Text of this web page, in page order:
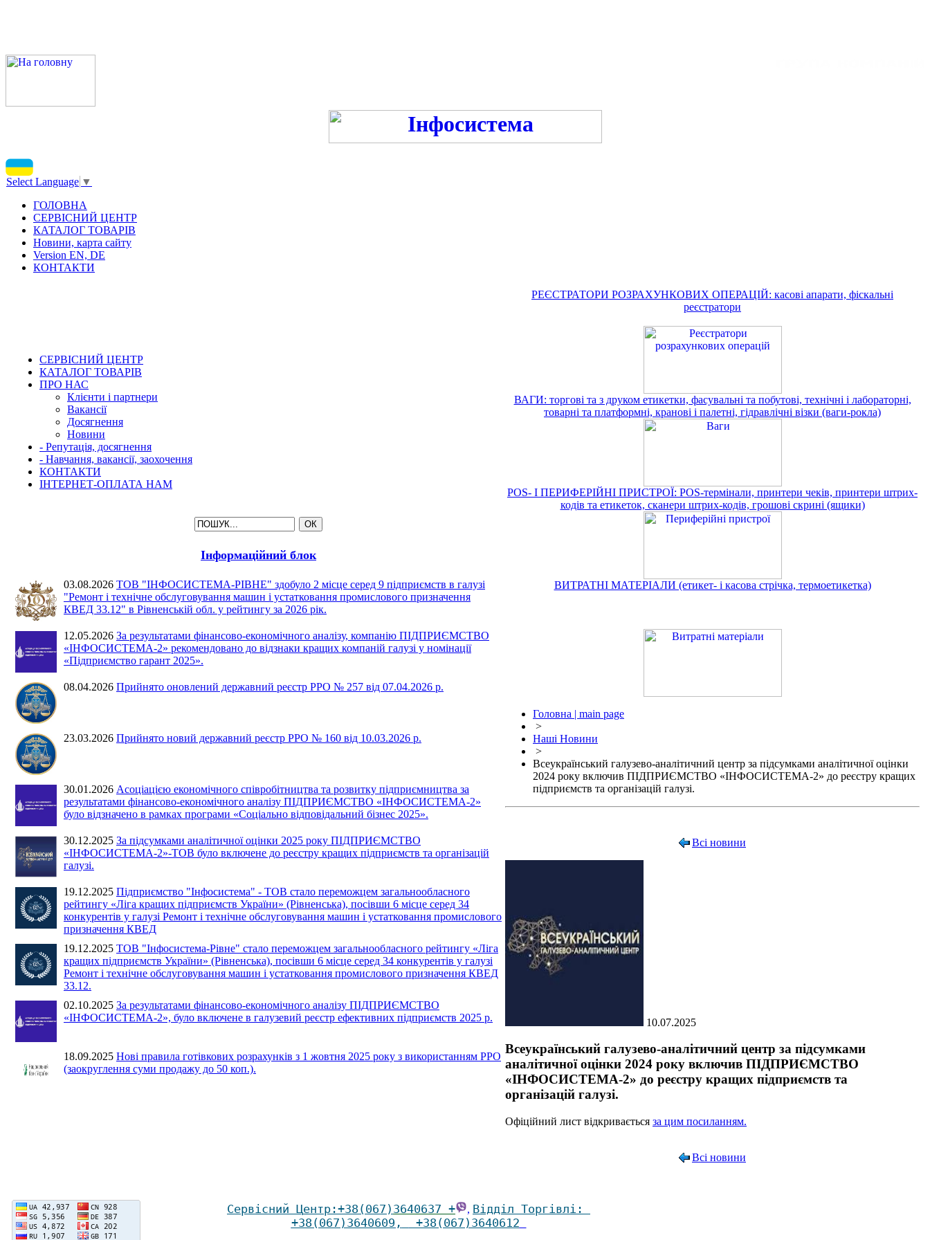
Select Language ▼
ГОЛОВНА
СЕРВІСНИЙ ЦЕНТР
КАТАЛОГ ТОВАРІВ
Новини, карта сайту
Version EN, DE
КОНТАКТИ
СЕРВІСНИЙ ЦЕНТР
КАТАЛОГ ТОВАРІВ
ПРО НАС
Клієнти і партнери
Вакансії
Досягнення
Новини
- Репутація, досягнення
- Навчання, вакансії, заохочення
КОНТАКТИ
ІНТЕРНЕТ-ОПЛАТА НАМ
Інформаційний блок
03.08.2026 ТОВ "ІНФОСИСТЕМА-РІВНЕ" здобуло 2 місце серед 9 підприємств в галузі
"Ремонт і технічне обслуговування машин і устатковання промислового призначення
КВЕД 33.12" в Рівненській обл. у рейтингу за 2026 рік.
12.05.2026 За результатами фінансово-економічного аналізу, компанію ПІДПРИЄМСТВО
«ІНФОСИСТЕМА-2» рекомендовано до відзнаки кращих компаній галузі у номінації
«Підприємство гарант 2025».
08.04.2026 Прийнято оновлений державний реєстр РРО № 257 від 07.04.2026 р.
23.03.2026 Прийнято новий державний реєстр РРО № 160 від 10.03.2026 р.
30.01.2026 Асоціацією економічного співробітництва та розвитку підприємництва за
результатами фінансово-економічного аналізу ПІДПРИЄМСТВО «ІНФОСИСТЕМА-2»
було відзначено в рамках програми «Соціально відповідальний бізнес 2025».
30.12.2025 За підсумками аналітичної оцінки 2025 року ПІДПРИЄМСТВО
«ІНФОСИСТЕМА-2»-ТОВ було включене до реєстру кращих підприємств та організацій
галузі.
19.12.2025 Підприємство "Інфосистема" - ТОВ стало переможцем загальнообласного
рейтингу «Ліга кращих підприємств України» (Рівненська), посівши 6 місце серед 34
конкурентів у галузі Ремонт і технічне обслуговування машин і устатковання промислового
призначення КВЕД
19.12.2025 ТОВ "Інфосистема-Рівне" стало переможцем загальнообласного рейтингу «Ліга
кращих підприємств України» (Рівненська), посівши 6 місце серед 34 конкурентів у галузі
Ремонт і технічне обслуговування машин і устатковання промислового призначення КВЕД
33.12.
02.10.2025 За результатами фінансово-економічного аналізу ПІДПРИЄМСТВО
«ІНФОСИСТЕМА-2», було включене в галузевий реєстр ефективних підприємств 2025 р.
18.09.2025 Нові правила готівкових розрахунків з 1 жовтня 2025 року з використанням РРО
(заокруглення суми продажу до 50 коп.).
РЕЄСТРАТОРИ РОЗРАХУНКОВИХ ОПЕРАЦІЙ: касові апарати, фіскальні
реєстратори
ВАГИ: торгові та з друком етикетки, фасувальні та побутові, технічні і лабораторні,
товарні та платформні, кранові і палетні, гідравлічні візки (ваги-рокла)
POS- І ПЕРИФЕРІЙНІ ПРИСТРОЇ: POS-термінали, принтери чеків, принтери штрих-
кодів та етикеток, сканери штрих-кодів, грошові скрині (ящики)
ВИТРАТНІ МАТЕРІАЛИ (етикет- і касова стрічка, термоетикетка)
Головна | main page
>
Наші Новини
>
Всеукраїнський галузево-аналітичний центр за підсумками аналітичної оцінки
2024 року включив ПІДПРИЄМСТВО «ІНФОСИСТЕМА-2» до реєстру кращих
підприємств та організацій галузі.
Всі новини
10.07.2025
Всеукраїнський галузево-аналітичний центр за підсумками
аналітичної оцінки 2024 року включив ПІДПРИЄМСТВО
«ІНФОСИСТЕМА-2» до реєстру кращих підприємств та
організацій галузі.
Офіційний лист відкривається за цим посиланням.
Всі новини
Сервісний Центр :+38(067) 3640637 + , Відділ Торгівлі :
+38(067)3640609 , +38(067)3640612